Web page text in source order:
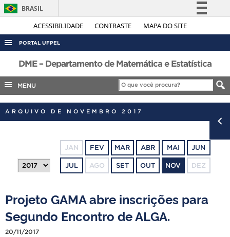
ACESSIBILIDADE CONTRASTE MAPA DO SITE
BRASIL
Simplifique!
Legislação
Canais
PORTAL UFPEL
ACESSO À INFORMAÇÃO
AUDITORIA
COBALTO
CONCURSOS
OUVIDORIA
TELEFONES
DME – Departamento de Matemática e Estatística
MENU
ARQUIVO DE NOVEMBRO 2017
JAN FEV MAR ABR MAI JUN
JUL AGO SET OUT NOV DEZ
Projeto GAMA abre inscrições para
Segundo Encontro de ALGA.
20/11/2017